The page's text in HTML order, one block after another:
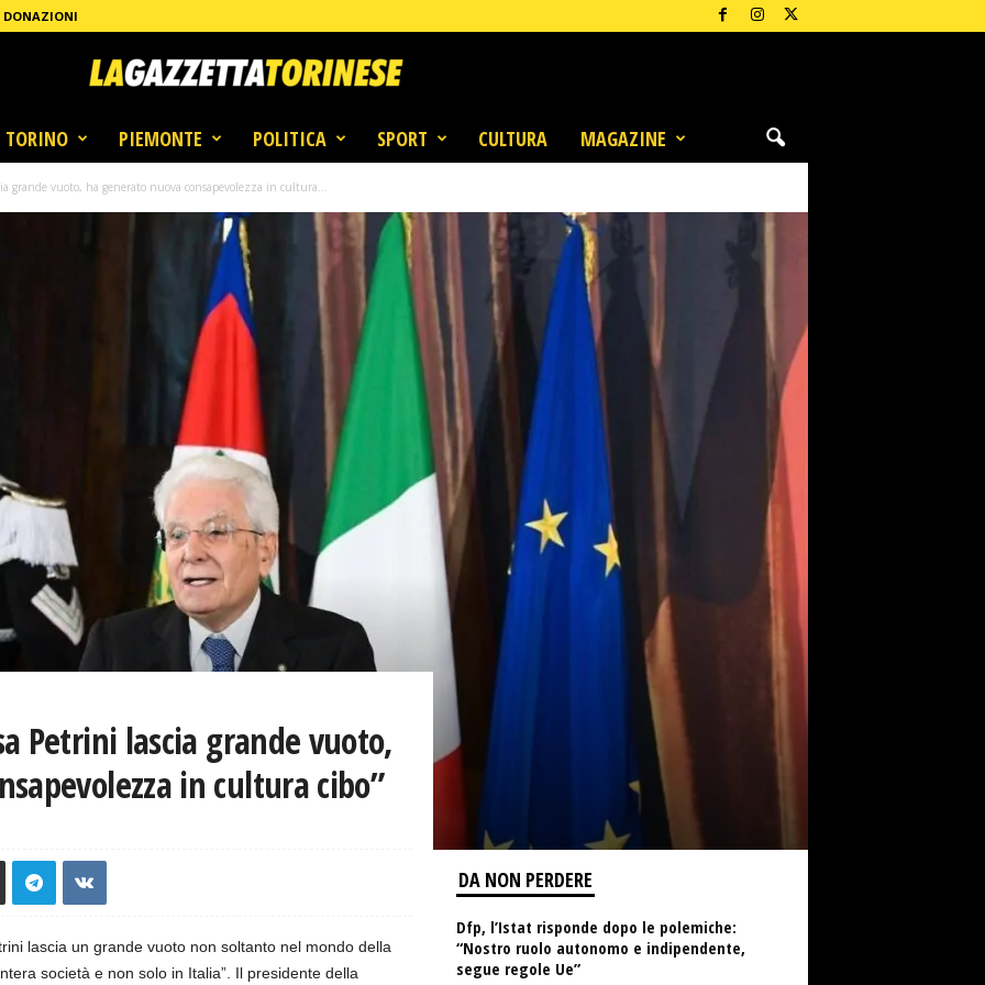
DONAZIONI
TORINO PIEMONTE POLITICA SPORT CULTURA MAGAZINE
grande vuoto, ha generato nuova consapevolezza in cultura...
Petrini lascia grande vuoto,
in cultura cibo”
lascia un grande vuoto non soltanto nel mondo della
società e non solo in Italia”. Il presidente della
DA NON PERDERE
Dfp, l’Istat risponde dopo le polemiche:
“Nostro ruolo autonomo e indipendente,
segue regole Ue”